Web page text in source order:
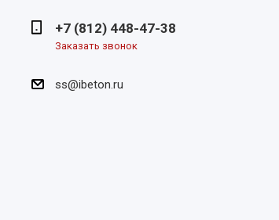
+7 (812) 448-47-38
Заказать звонок
ss@ibeton.ru